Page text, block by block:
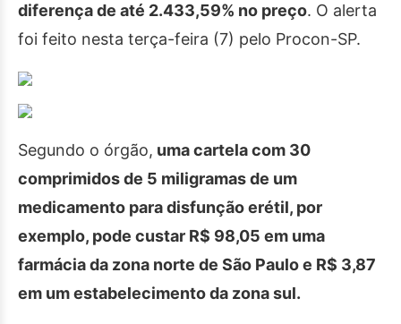
diferença de até 2.433,59% no preço. O alerta
foi feito nesta terça-feira (7) pelo Procon-SP.
Segundo o órgão, uma cartela com 30
comprimidos de 5 miligramas de um
medicamento para disfunção erétil, por
exemplo, pode custar R$ 98,05 em uma
farmácia da zona norte de São Paulo e R$ 3,87
em um estabelecimento da zona sul.